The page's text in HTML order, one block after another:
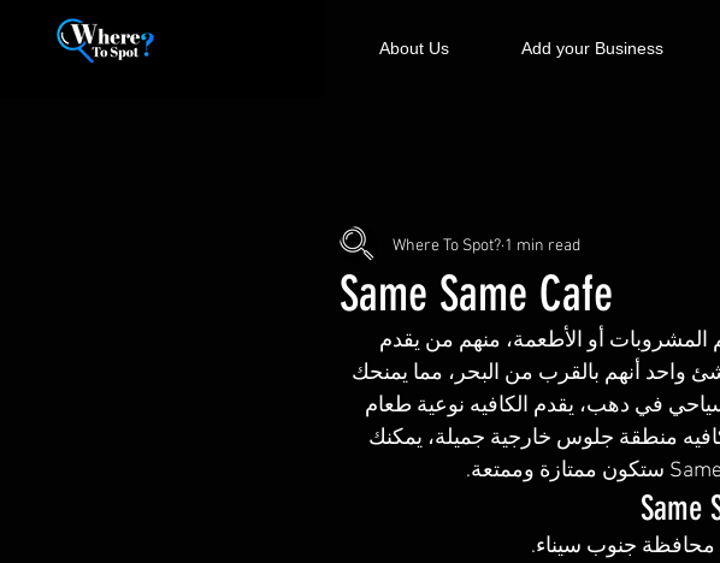
About Us Add your Business
Same Same Cafe
Where To Spot? 1 min read
أو الأطعمة، منهم من يقدم
أنهم بالقرب من البحر، مما يمنحك
في دهب، يقدم الكافيه نوعية طعام
منطقة جلوس خارجية جميلة، يمكنك